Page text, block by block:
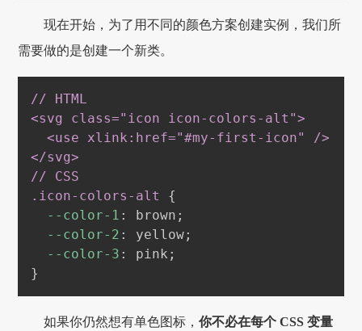
现在开始，为了用不同的颜色方案创建实例，我们所
需要做的是创建一个新类。
// HTML
<svg class="icon icon-colors-alt">
  <use xlink
:href="#my-first-icon" />
</svg>
.icon-colors-alt
{
--color-1 : brown ;
--color-2 : yellow;
--color-3 : pink ;
}
如果你仍然想有单色图标，你不必在每个 CSS 变量